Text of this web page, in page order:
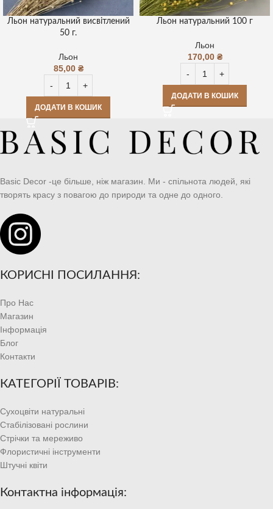
Льон натуральний висвітлений
50 г.
Льон
85,00 ₴
ДОДАТИ В КОШИК
Льон натуральний 100 г
Льон
170,00 ₴
ДОДАТИ В КОШИК
Basic Decor -це більше, ніж магазин. Ми - спільнота людей, які
творять красу з повагою до природи та одне до одного.
КОРИСНІ ПОСИЛАННЯ:
Про Нас
Магазин
Інформація
Блог
Контакти
КАТЕГОРІЇ ТОВАРІВ:
Сухоцвіти натуральні
Стабілізовані рослини
Стрічки та мереживо
Флористичні інструменти
Штучні квіти
Контактна інформація: